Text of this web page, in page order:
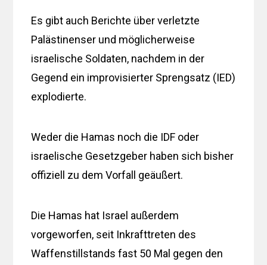
Es gibt auch Berichte über verletzte
Palästinenser und möglicherweise
israelische Soldaten, nachdem in der
Gegend ein improvisierter Sprengsatz (IED)
explodierte.
Weder die Hamas noch die IDF oder
israelische Gesetzgeber haben sich bisher
offiziell zu dem Vorfall geäußert.
Die Hamas hat Israel außerdem
vorgeworfen, seit Inkrafttreten des
Waffenstillstands fast 50 Mal gegen den